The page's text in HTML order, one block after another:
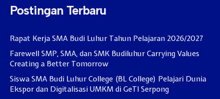
Postingan Terbaru
Rapat Kerja SMA Budi Luhur Tahun Pelajaran 2026/2027
Farewell SMP, SMA, dan SMK Budiluhur Carrying Values
Creating a Better Tomorrow
Siswa SMA Budi Luhur College (BL College) Pelajari Dunia
Ekspor dan Digitalisasi UMKM di GeTI Serpong